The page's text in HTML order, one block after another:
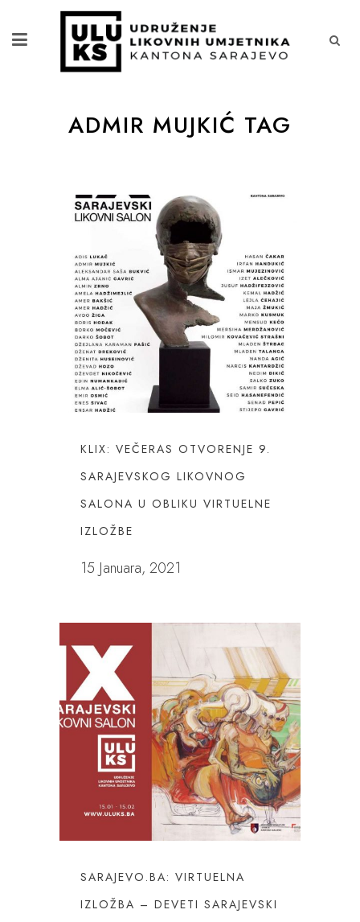
ADMIR MUJKIĆ TAG
KLIX: VEČERAS OTVORENJE 9.
SARAJEVSKOG LIKOVNOG
SALONA U OBLIKU VIRTUELNE
IZLOŽBE
15 Januara, 2021
SARAJEVO.BA: VIRTUELNA
IZLOŽBA – DEVETI SARAJEVSKI